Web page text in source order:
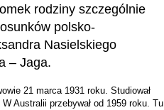
rodziny szczególnie
polsko-
Nasielskiego
– Jaga.
21 marca 1931 roku. Studiował
Australii przebywał od 1959 roku. Tu